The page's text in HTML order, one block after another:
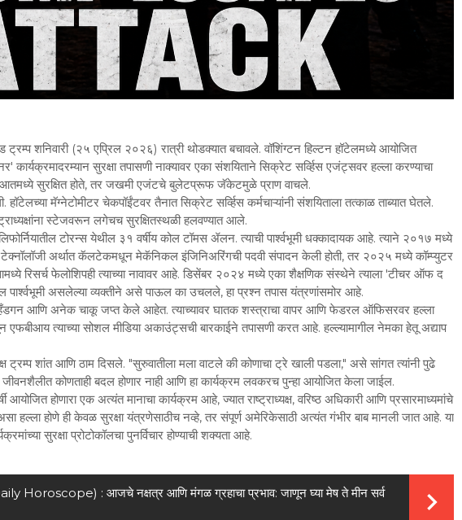
ट्रम्प शनिवारी (२५ एप्रिल २०२६) रात्री थोडक्यात बचावले. वॉशिंग्टन हिल्टन हॉटेलमध्ये आयोजित
कार्यक्रमादरम्यान सुरक्षा तपासणी नाक्यावर एका संशयिताने सिक्रेट सर्व्हिस एजंट्सवर हल्ला करण्याचा
आतमध्ये सुरक्षित होते, तर जखमी एजंटचे बुलेटप्रूफ जॅकेटमुळे प्राण वाचले.
मॅग्नेटोमीटर चेकपॉईंटवर तैनात सिक्रेट सर्व्हिस कर्मचाऱ्यांनी संशयिताला तत्काळ ताब्यात घेतले.
स्टेजवरून लगेचच सुरक्षितस्थळी हलवण्यात आले.
टोरन्स येथील ३१ वर्षीय कोल टॉमस ॲलन. त्याची पार्श्वभूमी धक्कादायक आहे. त्याने २०१७ मध्ये
अर्थात कॅलटेकमधून मेकॅनिकल इंजिनिअरिंगची पदवी संपादन केली होती, तर २०२५ मध्ये कॉम्प्युटर
रिसर्च फेलोशिपही त्याच्या नावावर आहे. डिसेंबर २०२४ मध्ये एका शैक्षणिक संस्थेने त्याला 'टीचर ऑफ द
पार्श्वभूमी असलेल्या व्यक्तीने असे पाऊल का उचलले, हा प्रश्न तपास यंत्रणांसमोर आहे.
आणि अनेक चाकू जप्त केले आहेत. त्याच्यावर घातक शस्त्राचा वापर आणि फेडरल ऑफिसरवर हल्ला
त्याच्या सोशल मीडिया अकाउंट्सची बारकाईने तपासणी करत आहे. हल्ल्यामागील नेमका हेतू अद्याप
ट्रम्प शांत आणि ठाम दिसले. "सुरुवातीला मला वाटले की कोणाचा ट्रे खाली पडला," असे सांगत त्यांनी पुढे
कोणताही बदल होणार नाही आणि हा कार्यक्रम लवकरच पुन्हा आयोजित केला जाईल.
आयोजित होणारा एक अत्यंत मानाचा कार्यक्रम आहे, ज्यात राष्ट्राध्यक्ष, वरिष्ठ अधिकारी आणि प्रसारमाध्यमांचे
हल्ला होणे ही केवळ सुरक्षा यंत्रणेसाठीच नव्हे, तर संपूर्ण अमेरिकेसाठी अत्यंत गंभीर बाब मानली जात आहे. या
सुरक्षा प्रोटोकॉलचा पुनर्विचार होण्याची शक्यता आहे.
Horoscope) : आजचे नक्षत्र आणि मंगळ ग्रहाचा प्रभाव: जाणून घ्या मेष ते मीन सर्व